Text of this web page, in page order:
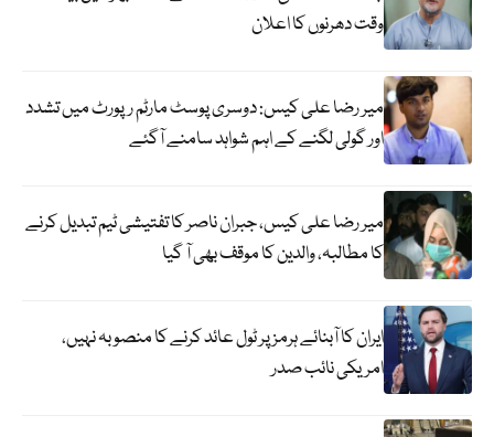
وقت دھرنوں کا اعلان
میر رضا علی کیس: دوسری پوسٹ مارٹم رپورٹ میں تشدد
اور گولی لگنے کے اہم شواہد سامنے آگئے
میر رضا علی کیس، جبران ناصر کا تفتیشی ٹیم تبدیل کرنے
کا مطالبہ، والدین کا موقف بھی آ گیا
ایران کا آبنائے ہرمز پر ٹول عائد کرنے کا منصوبہ نہیں،
امریکی نائب صدر